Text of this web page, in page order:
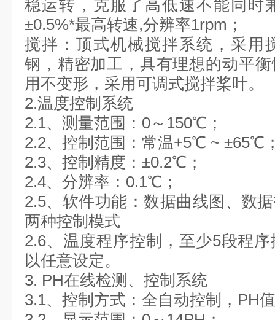
稳运转，克服了高低速不能同时
±0.5%*最高转速,分辨率1rpm；
搅拌：顶式机械搅拌系统，采用
钢，精密加工，具有理想的动平
用不变形，采用可调式搅拌桨叶。
2.温度控制系统
2.1、测量范围：0～150℃；
2.2、控制范围：常温+5℃ ~ ±65℃
2.3、控制精度：±0.2℃；
2.4、分辨率：0.1℃；
2.5、软件功能：数据曲线图、数
两种控制模式
2.6、温度程序控制，至少5段程
以任意设定。
3. PH在线检测、控制系统
3.1、控制方式：全自动控制，PH